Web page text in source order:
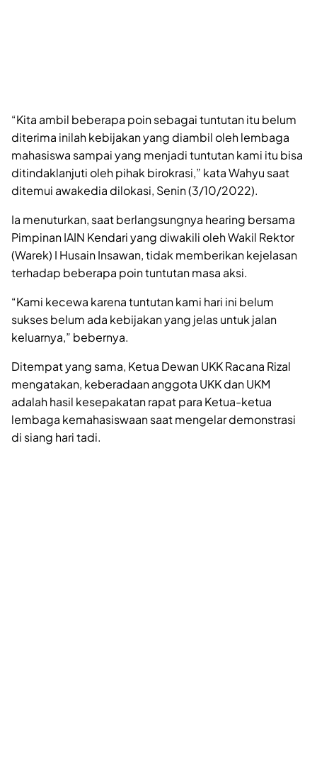
“Kita ambil beberapa poin sebagai tuntutan itu belum
diterima inilah kebijakan yang diambil oleh lembaga
mahasiswa sampai yang menjadi tuntutan kami itu bisa
ditindaklanjuti oleh pihak birokrasi,” kata Wahyu saat
ditemui awakedia dilokasi, Senin (3/10/2022).
Ia menuturkan, saat berlangsungnya hearing bersama
Pimpinan IAIN Kendari yang diwakili oleh Wakil Rektor
(Warek) I Husain Insawan, tidak memberikan kejelasan
terhadap beberapa poin tuntutan masa aksi.
“Kami kecewa karena tuntutan kami hari ini belum
sukses belum ada kebijakan yang jelas untuk jalan
keluarnya,” bebernya.
Ditempat yang sama, Ketua Dewan UKK Racana Rizal
mengatakan, keberadaan anggota UKK dan UKM
adalah hasil kesepakatan rapat para Ketua-ketua
lembaga kemahasiswaan saat mengelar demonstrasi
di siang hari tadi.